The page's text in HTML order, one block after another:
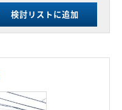
検討リストに追加